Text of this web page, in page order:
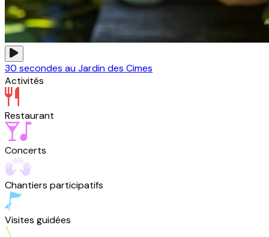
30 secondes au Jardin des Cimes
Activités
Restaurant
Concerts
Chantiers participatifs
Visites guidées